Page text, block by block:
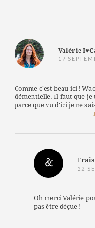
Valérie
19
Comme c'est beau ici !
démentielle. Il faut que je
parce que vu d'ici je ne
22
Oh merci Valérie
pas être déçue !